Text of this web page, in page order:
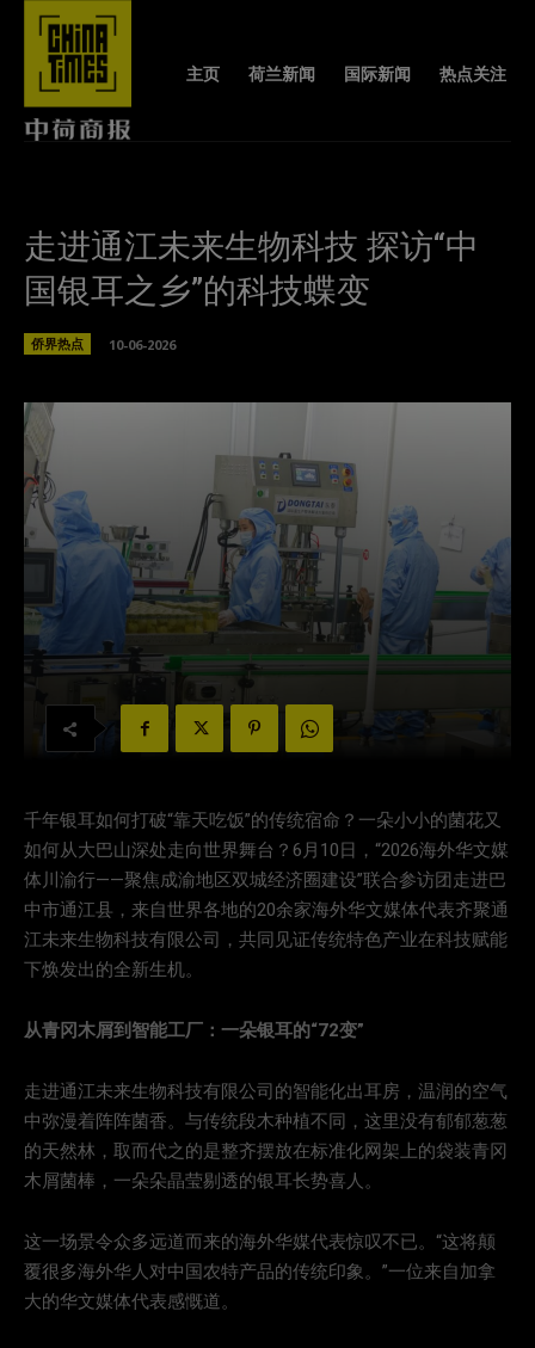
主页 荷兰新闻 国际新闻 热点关注
走进通江未来生物科技 探访“中
国银耳之乡”的科技蝶变
侨界热点 10-06-2026
千年银耳如何打破“靠天吃饭”的传统宿命？一朵小小的菌花又
如何从大巴山深处走向世界舞台？6月10日，“2026海外华文媒
体川渝行——聚焦成渝地区双城经济圈建设”联合参访团走进巴
中市通江县，来自世界各地的20余家海外华文媒体代表齐聚通
江未来生物科技有限公司，共同见证传统特色产业在科技赋能
下焕发出的全新生机。
从青冈木屑到智能工厂：一朵银耳的“72变”
走进通江未来生物科技有限公司的智能化出耳房，温润的空气
中弥漫着阵阵菌香。与传统段木种植不同，这里没有郁郁葱葱
的天然林，取而代之的是整齐摆放在标准化网架上的袋装青冈
木屑菌棒，一朵朵晶莹剔透的银耳长势喜人。
这一场景令众多远道而来的海外华媒代表惊叹不已。“这将颠
覆很多海外华人对中国农特产品的传统印象。”一位来自加拿
大的华文媒体代表感慨道。